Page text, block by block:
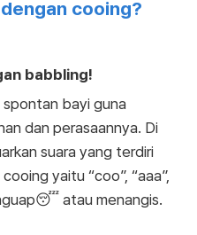
cooing?
babbling!
spontan bayi guna
dan perasaannya. Di
suara yang terdiri
yaitu “coo”, “aaa”,
atau menangis.